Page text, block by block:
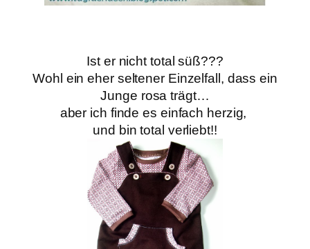
Ist er nicht total süß???
Wohl ein eher seltener Einzelfall, dass ein
Junge rosa trägt…
aber ich finde es einfach herzig,
und bintotal verliebt!!